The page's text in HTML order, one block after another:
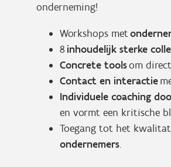
onderneming!
Workshops met
8 inhoudelijk sterke
Concrete toolsom
Contact en interactie
Individuele coaching
en vormt een kritische
Toegang tot het
ondernemers.